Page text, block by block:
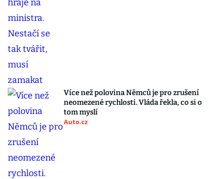
Více než polovina Němců je pro zrušení
neomezené rychlosti. Vláda řekla, co si o
tom myslí
Auto.cz